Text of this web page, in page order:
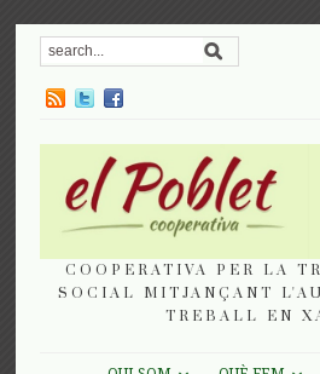
COOPERATIVA PER LA
SOCIAL MITJANÇANT
TREBALL EN